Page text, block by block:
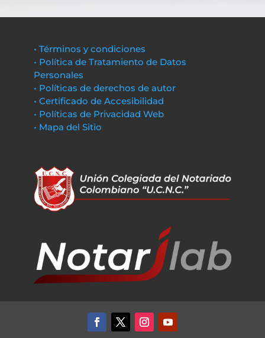
• Términos y condiciones
• Política de Tratamiento de Datos
Personales
• Políticas de derechos de autor
• Certificado de Accesibilidad
• Políticas de Privacidad Web
• Mapa del Sitio